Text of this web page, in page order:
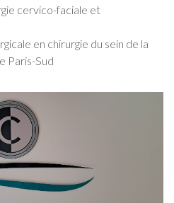
cervico-faciale et
en chirurgie du sein de la
Paris-Sud